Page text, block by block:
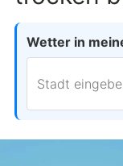
Wetter in